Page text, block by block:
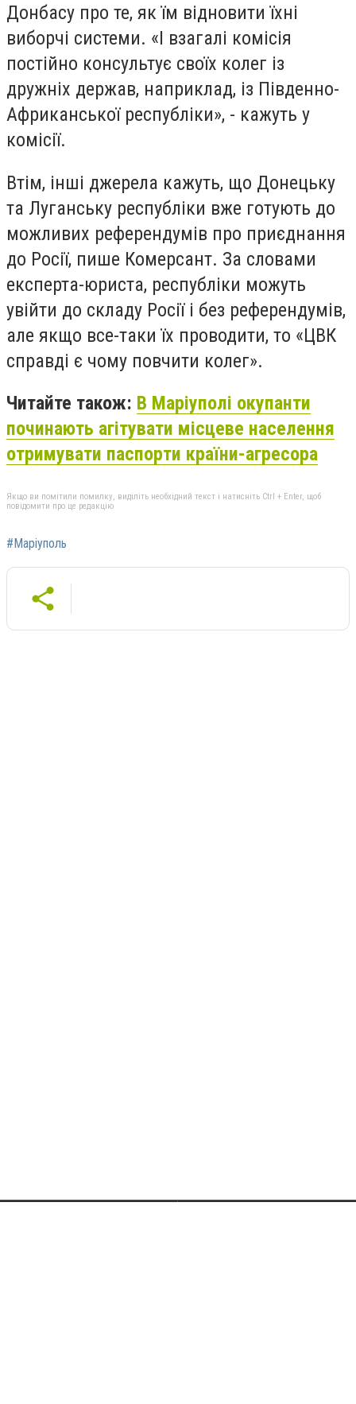
Донбасу про те, як їм відновити їхні
виборчі системи. «І взагалі комісія
постійно консультує своїх колег із
дружніх держав, наприклад, із Південно-
Африканської республіки», - кажуть у
комісії.
Втім, інші джерела кажуть, що Донецьку
та Луганську республіки вже готують до
можливих референдумів про приєднання
до Росії, пише Комерсант. За словами
експерта-юриста, республіки можуть
увійти до складу Росії і без референдумів,
але якщо все-таки їх проводити, то «ЦВК
справді є чому повчити колег».
Читайте також: В Маріуполі окупанти
починають агітувати місцеве населення
отримувати паспорти країни-агресора
Якщо ви помітили помилку, виділіть необхідний текст і натисніть Ctrl + Enter, щоб
повідомити про це редакцію
#Маріуполь